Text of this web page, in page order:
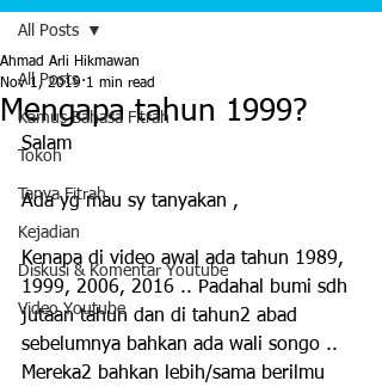
All Posts
Kamus Bahasa Fitrah
Tokoh
Tanya Fitrah
Kejadian
Diskusi & Komentar Youtube
Video Youtube
All Posts
Mengapa tahun 1999?
Ahmad Arli Hikmawan
Nov 1, 2019 1 min read
Salam
Ada yg mau sy tanyakan ,
Kenapa di video awal ada tahun 1989,
1999, 2006, 2016 .. Padahal bumi sdh
jutaan tahun dan di tahun2 abad
sebelumnya bahkan ada wali songo ..
Mereka2 bahkan lebih/sama berilmu